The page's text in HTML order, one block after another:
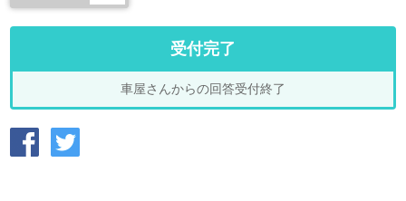
受付完了
車屋さんからの回答受付終了